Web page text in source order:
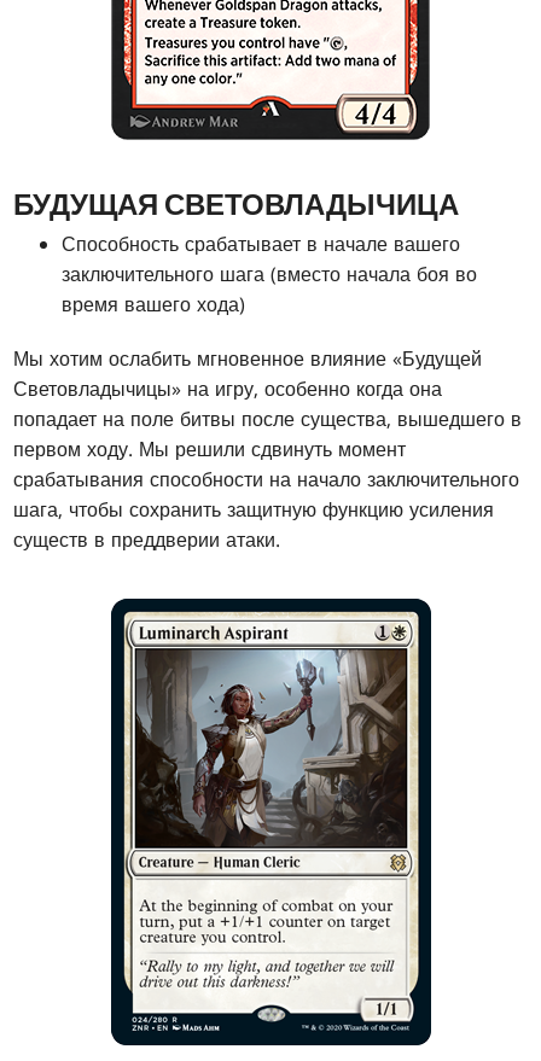
БУДУЩАЯ СВЕТОВЛАДЫЧИЦА
Способность срабатывает в начале вашего
заключительного шага (вместо начала боя во
время вашего хода)
Мы хотим ослабить мгновенное влияние «Будущей
Световладычицы» на игру, особенно когда она
попадает на поле битвы после существа, вышедшего в
первом ходу. Мы решили сдвинуть момент
срабатывания способности на начало заключительного
шага, чтобы сохранить защитную функцию усиления
существ в преддверии атаки.